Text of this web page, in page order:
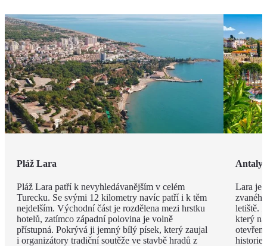
Pláž Lara
Pláž Lara patří k nevyhledávanějším v celém
Turecku. Se svými 12 kilometry navíc patří i k těm
nejdelším. Východní část je rozdělena mezi hrstku
hotelů, zatímco západní polovina je volně
přístupná. Pokrývá ji jemný bílý písek, který zaujal
i organizátory tradiční soutěže ve stavbě hradů z
Lara je
letiště.
který
historie